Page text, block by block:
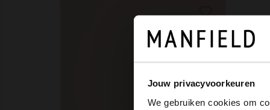
Jouw privacyvoorkeuren
We gebruiken cookies om